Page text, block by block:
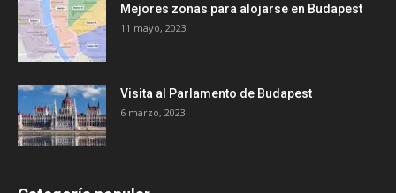
Mejores zonas para alojarse en Budapest
11 mayo, 2023
Visita al Parlamento de Budapest
6 marzo, 2023